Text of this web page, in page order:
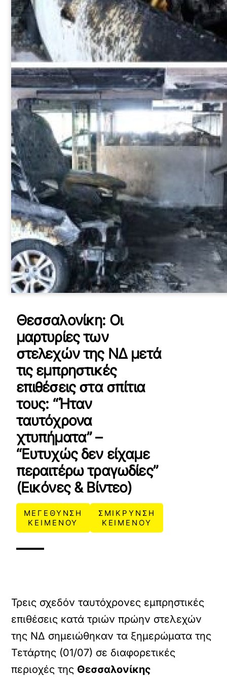
Θεσσαλονίκη: Οι
μαρτυρίες των
στελεχών της ΝΔ μετά
τις εμπρηστικές
επιθέσεις στα σπίτια
τους: “Ήταν
ταυτόχρονα
χτυπήματα” –
“Ευτυχώς δεν είχαμε
περαιτέρω τραγωδίες”
(Εικόνες & Βίντεο)
ΜΕΓΕΘΥΝΣΗ
ΚΕΙΜΕΝΟΥ
ΣΜΙΚΡΥΝΣΗ
ΚΕΙΜΕΝΟΥ
Τρεις σχεδόν ταυτόχρονες εμπρηστικές
επιθέσεις κατά τριών πρώην στελεχών
της ΝΔ σημειώθηκαν τα ξημερώματα της
Τετάρτης (01/07) σε διαφορετικές
περιοχές της Θεσσαλονίκης